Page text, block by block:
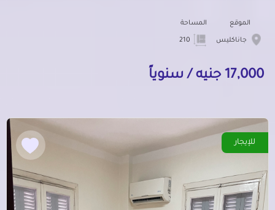
الموقع
جاناكليس
المساحة
17,000 جنيه / سنوياً
للإيجار